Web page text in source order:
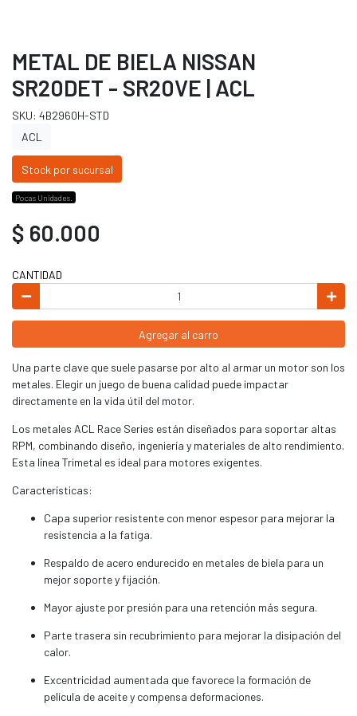
METAL DE BIELA NISSAN
SR20DET - SR20VE | ACL
SKU: 4B2960H-STD
ACL
Stock por sucursal
Pocas Unidades.
$ 60.000
CANTIDAD
Agregar al carro
Una parte clave que suele pasarse por alto al armar un motor son los
metales. Elegir un juego de buena calidad puede impactar
directamente en la vida útil del motor.
Los metales ACL Race Series están diseñados para soportar altas
RPM, combinando diseño, ingeniería y materiales de alto rendimiento.
Esta línea Trimetal es ideal para motores exigentes.
Características:
Capa superior resistente con menor espesor para mejorar la
resistencia a la fatiga.
Respaldo de acero endurecido en metales de biela para un
mejor soporte y fijación.
Mayor ajuste por presión para una retención más segura.
Parte trasera sin recubrimiento para mejorar la disipación del
calor.
Excentricidad aumentada que favorece la formación de
película de aceite y compensa deformaciones.